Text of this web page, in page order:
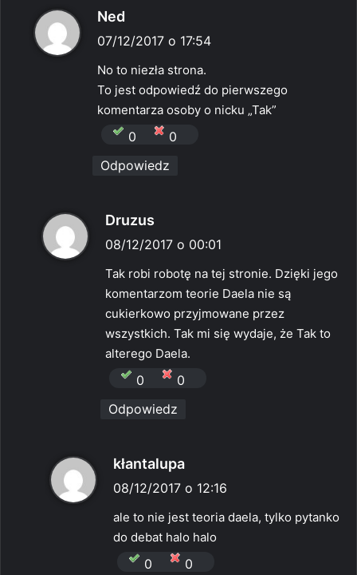
Ned
i
e
07/12/2017 o 17:54
No to niezła strona.
To jest odpowiedź do pierwszego
komentarza osoby o nicku „Tak”
0
0
Odpowiedz
Druzus
i
e
:
08/12/2017 o 00:01
Tak robi robotę na tej stronie. Dzięki jego
komentarzom teorie Daela nie są
cukierkowo przyjmowane przez
wszystkich. Tak mi się wydaje, że Tak to
alterego Daela.
0
0
Odpowiedz
kłantalupa
i
08/12/2017 o 12:16
ale to nie jest teoria daela, tylko pytanko
do debat halo halo
0
0